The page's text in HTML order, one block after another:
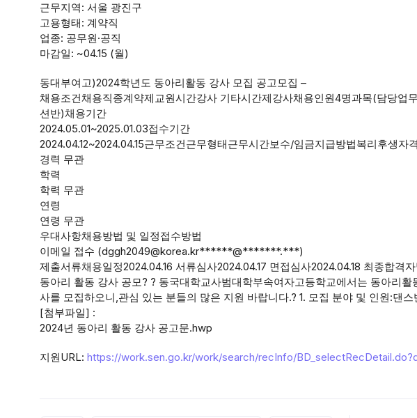
근무지역: 서울 광진구
고용형태: 계약직
업종: 공무원·공직
마감일: ~04.15 (월)
동대부여고)2024학년도 동아리활동 강사 모집 공고모집 –
채용조건채용직종계약제교원시간강사 기타시간제강사채용인원4명과목(담당업
션반)채용기간
2024.05.01~2025.01.03접수기간
2024.04.12~2024.04.15근무조건근무형태근무시간보수/임금지급방법복리후생자
경력 무관
학력
학력 무관
연령
연령 무관
우대사항채용방법 및 일정접수방법
이메일 접수 (dggh2049@korea.kr******@*******.***)
제출서류채용일정2024.04.16 서류심사2024.04.17 면접심사2024.04.18 최종합격
동아리 활동 강사 공모? ? 동국대학교사범대학부속여자고등학교에서는 동아리
사를 모집하오니,관심 있는 분들의 많은 지원 바랍니다.? 1. 모집 분야 및 인원:댄스
[첨부파일] :
2024년 동아리 활동 강사 공고문.hwp
지원URL: https://work.sen.go.kr/work/search/recInfo/